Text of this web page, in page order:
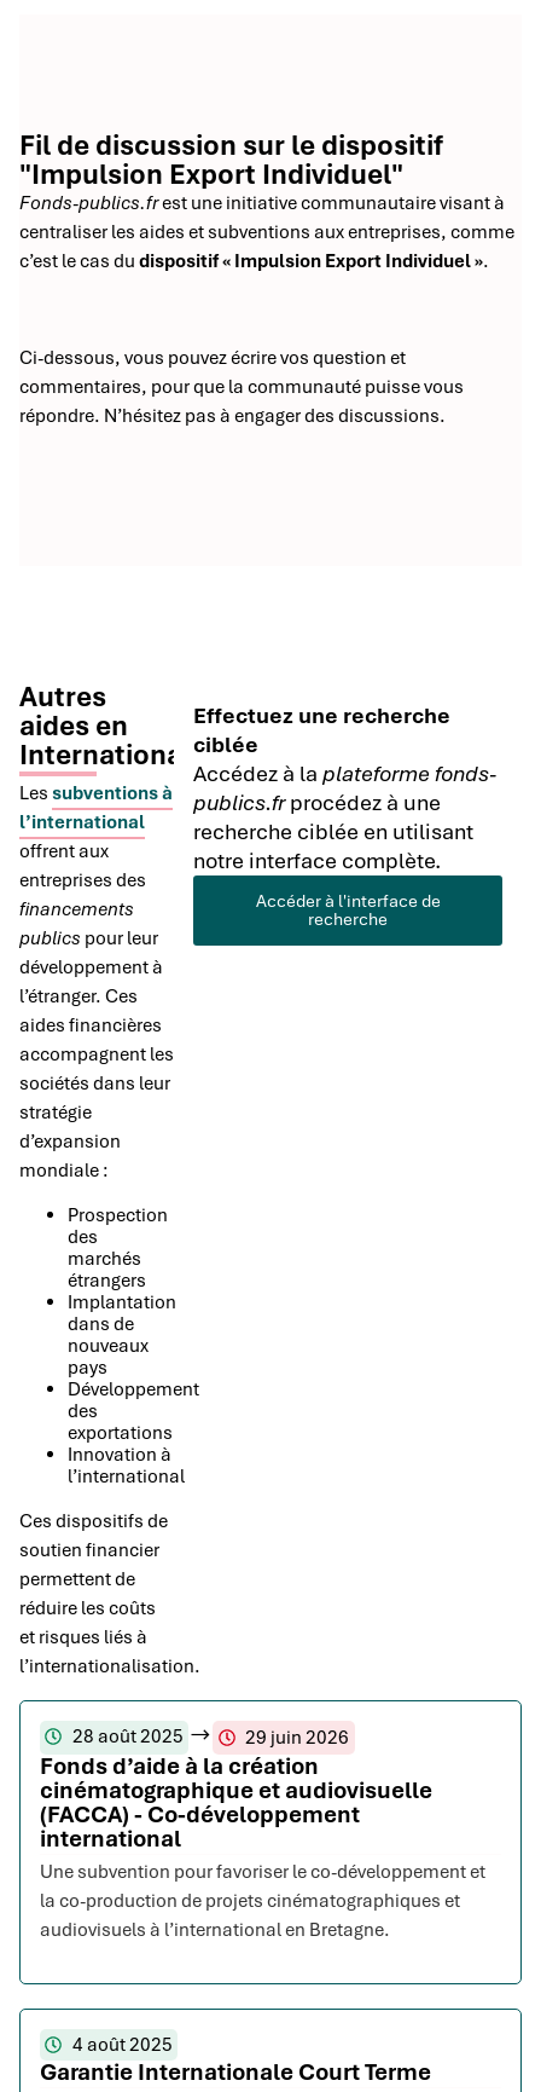
Fil de discussion sur le dispositif
"Impulsion Export Individuel"
Fonds-publics.frest une initiative communautaire visant à
centraliser les aides et subventions aux entreprises, comme
c’est le cas du dispositif « Impulsion Export Individuel ».
Ci-dessous, vous pouvez écrire vos question et
commentaires, pour que la communauté puisse vous
répondre. N’hésitez pas à engager des discussions.
Autres
aides en
International
Les subventions à
l’international
offrent aux
entreprises des
financements
publics pour leur
développement à
l’étranger. Ces
aides financières
accompagnent les
sociétés dans leur
stratégie
d’expansion
mondiale :
Prospection
des
marchés
étrangers
Implantation
dans de
nouveaux
pays
Développement
des
exportations
Innovation à
l’international
Ces dispositifs de
soutien financier
permettent de
réduire les coûts
et risques liés à
l’internationalisation.
Effectuez une recherche
ciblée
Accédez à laplateforme fonds-
publics.frprocédez à une
recherche ciblée en utilisant
notre interface complète.
Accéder à l'interface de
recherche
28 août 2025 29 juin 2026
Fonds d’aide à la création
cinématographique et audiovisuelle
(FACCA) - Co-développement
international
Une subvention pour favoriser le co-développement et
la co-production de projets cinématographiques et
audiovisuels à l’international en Bretagne.
4 août 2025
Garantie Internationale Court Terme